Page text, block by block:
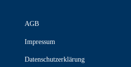
AGB
Impressum
Datenschutzerklärung